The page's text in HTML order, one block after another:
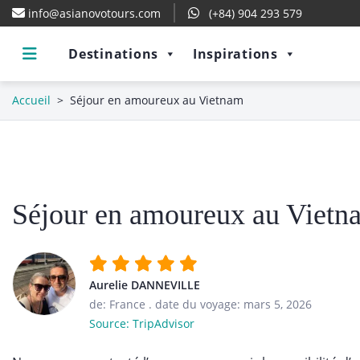
info@asianovotours.com (+84) 904 293 579
Destinations Inspirations
Accueil > Séjour en amoureux au Vietnam
Séjour en amoureux au
Aurelie DANNEVILLE
de: France . date du voyage: mars 5, 2026
Source: TripAdvisor